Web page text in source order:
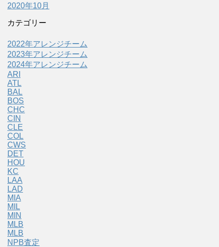
2020年10月
カテゴリー
2022年アレンジチーム
2023年アレンジチーム
2024年アレンジチーム
ARI
ATL
BAL
BOS
CHC
CIN
CLE
COL
CWS
DET
HOU
KC
LAA
LAD
MIA
MIL
MIN
MLB
MLB
NPB査定